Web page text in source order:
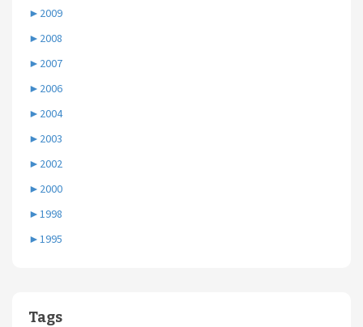
► 2009
► 2008
► 2007
► 2006
► 2004
► 2003
► 2002
► 2000
►1998
►1995
Tags